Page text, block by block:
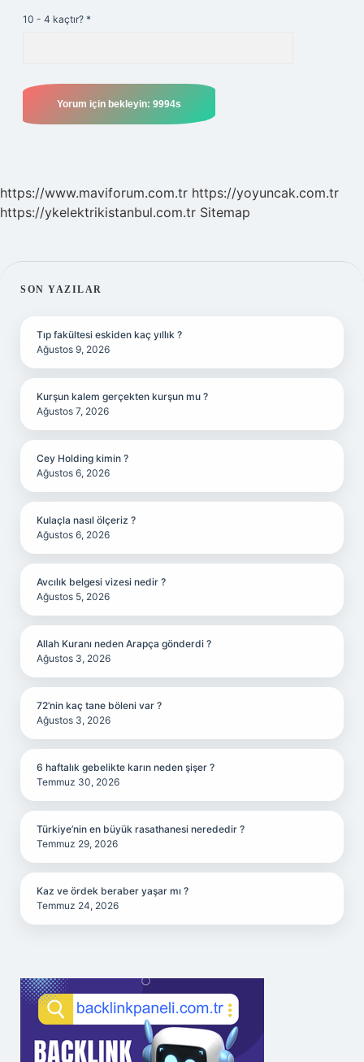
10 - 4 kaçtır? *
https://www.maviforum.com.tr https://yoyuncak.com.tr
https://ykelektrikistanbul.com.tr Sitemap
SIDEBAR
SON YAZILAR
Tıp fakültesi eskiden kaç yıllık ?
Ağustos 9, 2026
Kurşun kalem gerçekten kurşun mu ?
Ağustos 7, 2026
Cey Holding kimin ?
Ağustos 6, 2026
Kulaçla nasıl ölçeriz ?
Ağustos 6, 2026
Avcılık belgesi vizesi nedir ?
Ağustos 5, 2026
Allah Kuranı neden Arapça gönderdi ?
Ağustos 3, 2026
72’nin kaç tane böleni var ?
Ağustos 3, 2026
6 haftalık gebelikte karın neden şişer ?
Temmuz 30, 2026
Türkiye’nin en büyük rasathanesi nerededir ?
Temmuz 29, 2026
Kaz ve ördek beraber yaşar mı ?
Temmuz 24, 2026